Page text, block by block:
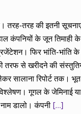
तरह-तरह की इतनी
कंपनियों के जून तिमाही
फिर भांति-भांति के
तरफ से खरीदने की
सालाना रिपोर्ट तक।
गूगल के
डालो। कंपनी […]